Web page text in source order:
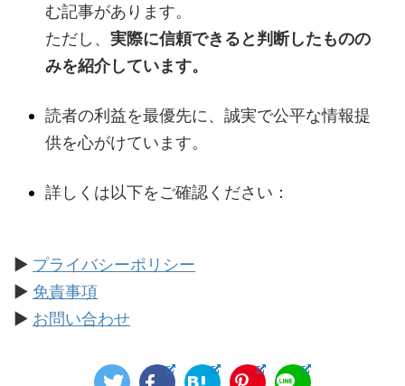
む記事があります。
ただし、 実際に信頼できると判断したものの
みを紹介しています。
読者の利益を最優先に、誠実で公平な情報提
供を心がけています。
詳しくは以下をご確認ください：
▶ プライバシーポリシー
▶ 免責事項
▶ お問い合わせ